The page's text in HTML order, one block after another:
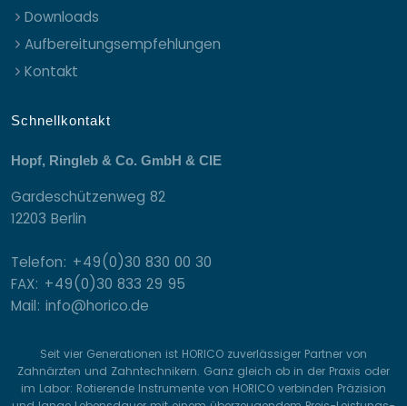
Downloads
Aufbereitungsempfehlungen
Kontakt
Schnellkontakt
Hopf, Ringleb & Co. GmbH & CIE
Gardeschützenweg 82
12203 Berlin
Telefon: +49(0)30 830 00 30
FAX: +49(0)30 833 29 95
Mail: info@horico.de
Seit vier Generationen ist HORICO zuverlässiger Partner von
Zahnärzten und Zahntechnikern. Ganz gleich ob in der Praxis oder
im Labor: Rotierende Instrumente von HORICO verbinden Präzision